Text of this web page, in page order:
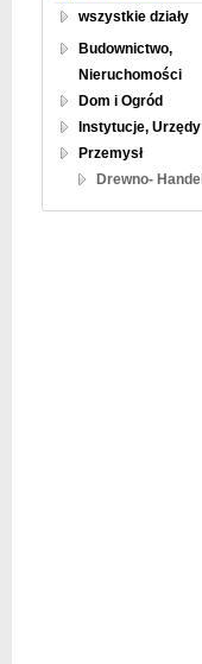
wszystkie działy
Budownictwo,
Nieruchomości
Dom i Ogród
Instytucje, Urzędy
Przemysł
Drewno- Handel